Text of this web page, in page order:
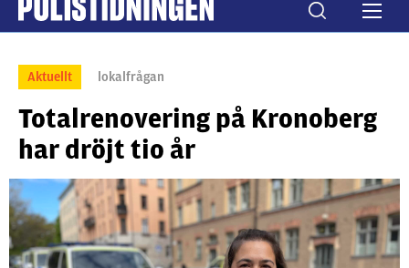
Aktuellt lokalfrågan
Totalrenovering på Kronoberg
har dröjt tio år